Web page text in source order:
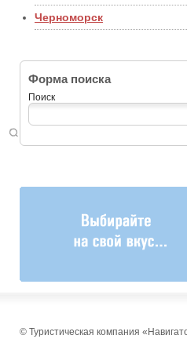
Черноморск
Форма поиска
Поиск
© Туристическая компания